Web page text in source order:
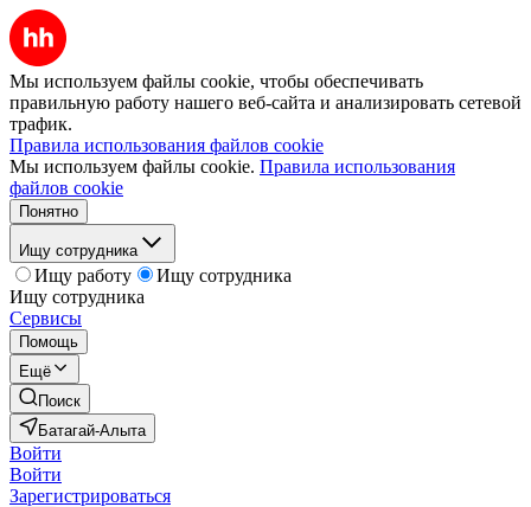
Мы используем файлы cookie, чтобы обеспечивать
правильную работу нашего веб-сайта и анализировать сетевой
трафик.
Правила использования файлов cookie
Мы используем файлы cookie. Правила использования
файлов cookie
Понятно
Ищу сотрудника
Ищу работу
Ищу сотрудника
Ищу сотрудника
Сервисы
Помощь
Ещё
Поиск
Батагай-Алыта
Войти
Войти
Зарегистрироваться